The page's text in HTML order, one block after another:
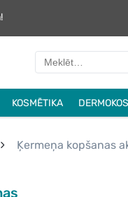
KOSMĒTIKA
Ķermeņa kopšanas